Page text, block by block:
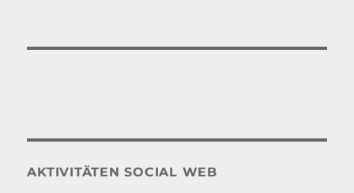
AKTIVITÄTEN SOCIAL WEB